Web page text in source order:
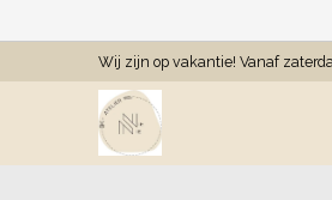
Wij zijn op vakantie! Vanaf